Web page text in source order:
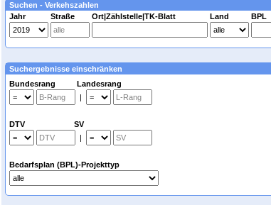
Suchen - Verkehszahlen
Jahr
Straße Ort|Zählstelle|TK-Blatt Land BPL
Suchergebnisse einschränken
Bundesrang Landesrang
|
DTV SV
|
Bedarfsplan (BPL)-Projekttyp